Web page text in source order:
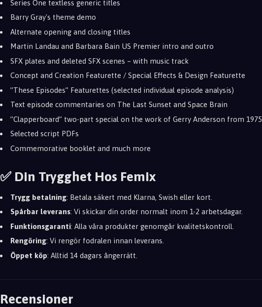
Series One textless generic titles
Barry Gray's theme demo
Alternate opening and closing titles
Martin Landau and Barbara Bain US Premier intro and outro
SFX plates and deleted SFX scenes – with music track
Concept and Creation Featurette / Special Effects & Design Featurette
”These Episodes” Featurettes (selected individual episode analysis)
Text episode commentaries on The Last Sunset and Space Brain
”Clapperboard” two-part special on the work of Gerry Anderson from 1975
Selected script PDFs
Commemorative booklet and much more
✅ Din Trygghet Hos Femix
Trygg betalning: Betala säkert med Klarna, Swish eller kort.
Spårbar leverans: Vi skickar din order normalt inom 1-2 arbetsdagar.
Funktionsgaranti: Alla våra produkter genomgår kvalitetskontroll.
Rengöring: Vi rengör fodralen innan leverans.
Öppet köp: Alltid 14 dagars ångerrätt.
Recensioner